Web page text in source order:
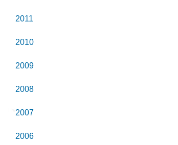
2011
2010
2009
2008
2007
2006